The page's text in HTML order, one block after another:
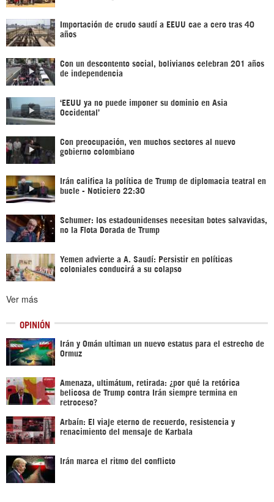
Importación de crudo saudí a EEUU cae a cero tras 40
años
Con un descontento social, bolivianos celebran 201 años
de independencia
‘EEUU ya no puede imponer su dominio en Asia
Occidental’
Con preocupación, ven muchos sectores al nuevo
gobierno colombiano
Irán califica la política de Trump de diplomacia teatral en
bucle - Noticiero 22:30
Schumer: los estadounidenses necesitan botes salvavidas,
no la Flota Dorada de Trump
Yemen advierte a A. Saudí: Persistir en políticas
coloniales conducirá a su colapso
Ver más
OPINIÓN
Irán y Omán ultiman un nuevo estatus para el estrecho de
Ormuz
Amenaza, ultimátum, retirada: ¿por qué la retórica
belicosa de Trump contra Irán siempre termina en
retroceso?
Arbaín: El viaje eterno de recuerdo, resistencia y
renacimiento del mensaje de Karbala
Irán marca el ritmo del conflicto